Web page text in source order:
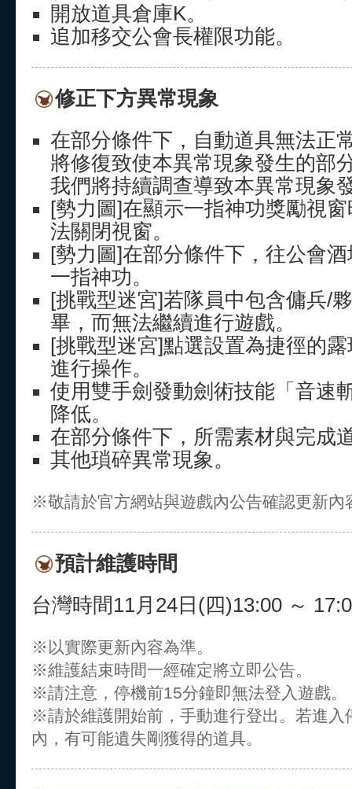
開放道具倉庫K。
追加移交公會長權限功能。
修正下方異常現象
在部分條件下，自動道具無法正
將修復致使本異常現象發生的部
我們將持續調查導致本異常現象
[勢力圖]在顯示一指神功獎勵視
法關閉視窗。
[勢力圖]在部分條件下，往公會
一指神功。
[挑戰型迷宮]若隊員中包含傭兵/
畢，而無法繼續進行遊戲。
[挑戰型迷宮]點選設置為捷徑的
進行操作。
使用雙手劍發動劍術技能「音速
降低。
在部分條件下，所需素材與完成
其他瑣碎異常現象。
※敬請於官方網站與遊戲內公告確認更新內
預計維護時間
台灣時間11月24日(四)13:00 ～
※以實際更新內容為準。
※維護結束時間一經確定將立即公告。
※請注意，停機前15分鐘即無法登入遊戲。
※請於維護開始前，手動進行登出。若進入
內，有可能遺失剛獲得的道具。